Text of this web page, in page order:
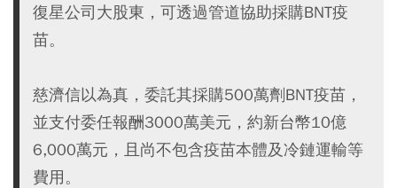
復星公司大股東，可透過管道協助採購BNT疫
苗。
慈濟信以為真，委託其採購500萬劑BNT疫苗，
並支付委任報酬3000萬美元，約新台幣10億
6,000萬元，且尚不包含疫苗本體及冷鏈運輸等
費用。